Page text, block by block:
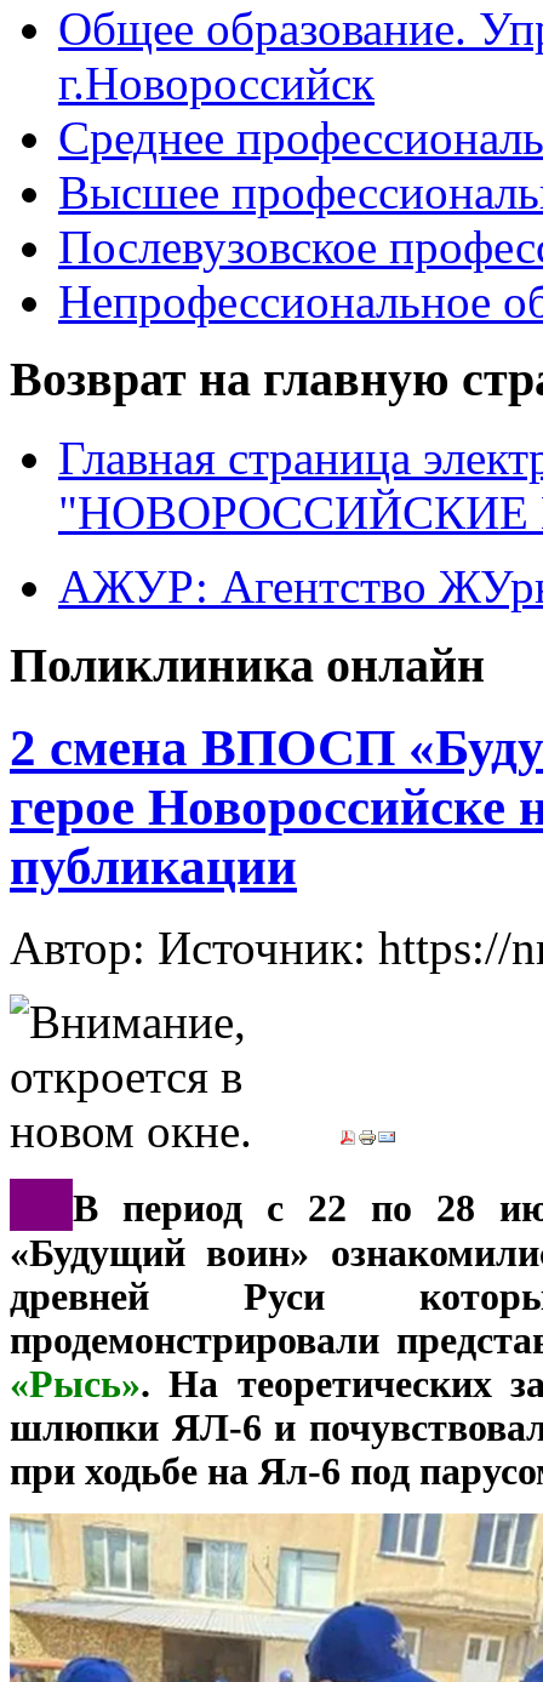
Общее образование.
г.Новороссийск
Среднее
Высшее
Послевузовское
Непрофессиональное
Возврат на главную
Главная страница
"НОВОРОССИЙСКИЕ
АЖУР: Агентство
Поликлиника онлайн
2 смена ВПОСП
герое Новороссийске
публикации
Автор: Источник: https://
В период с 22 по 28
«Будущий воин»
древней Руси
продемонстрировали
«Рысь». На теоретических
шлюпки ЯЛ-6 и
при ходьбе на Ял-6 под